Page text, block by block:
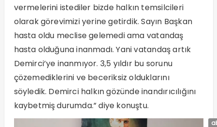
vermelerini istediler bizde halkın temsilcileri
olarak görevimizi yerine getirdik. Sayın Başkan
hasta oldu meclise gelemedi ama vatandaş
hasta olduğuna inanmadı. Yani vatandaş artık
Demirci’ye inanmıyor. 3,5 yıldır bu sorunu
çözemediklerini ve beceriksiz olduklarını
söyledik. Demirci halkın gözünde inandırıcılığını
kaybetmiş durumda.” diye konuştu.